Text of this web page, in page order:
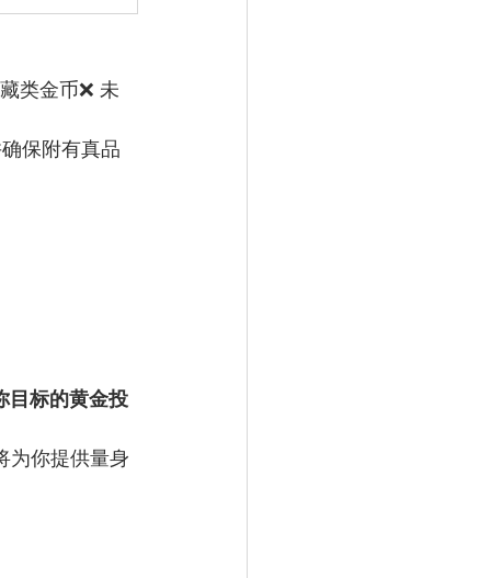
类金币❌ 未
保附有真品
目标的黄金投
为你提供量身